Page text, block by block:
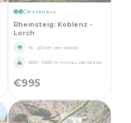
Keskitaso
Rheinsteig: Koblenz -
Lorch
15 - 20 km per päivä
500 - 1000 m nousu päivässä
€995